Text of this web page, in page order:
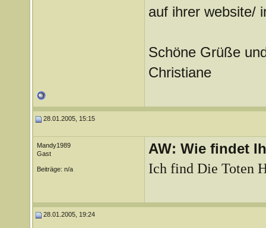
auf ihrer website/
Schöne Grüße
Christiane
28.01.2005, 15:15
Mandy1989
Gast
Beiträge: n/a
AW: Wie findet
Ich find Die Toten
28.01.2005, 19:24